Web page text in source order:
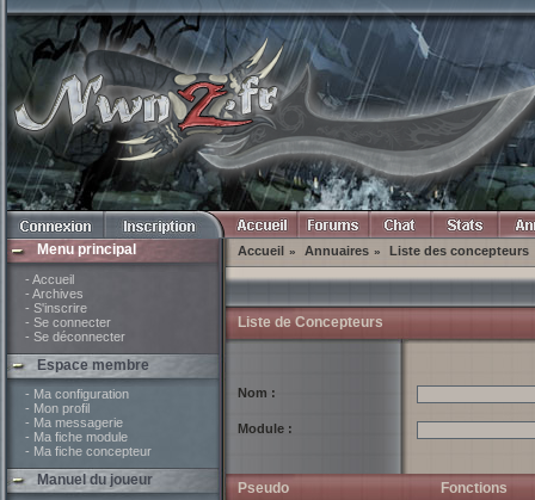
Menu principal
- Accueil
- Archives
- S'inscrire
- Se connecter
- Se déconnecter
Espace membre
- Ma configuration
- Mon profil
- Ma messagerie
- Ma fiche module
- Ma fiche concepteur
Manuel du joueur
Accueil » Annuaires » Liste des concepteurs
Liste de Concepteurs
Nom :
Module :
Pseudo Fonctions